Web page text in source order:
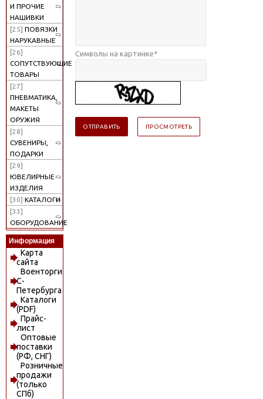
И ПРОЧИЕ
НАШИВКИ
[25] ПОВЯЗКИ
НАРУКАВНЫЕ
[26]
СОПУТСТВУЮЩИЕ
ТОВАРЫ
[27]
ПНЕВМАТИКА,
МАКЕТЫ
ОРУЖИЯ
[28]
СУВЕНИРЫ,
ПОДАРКИ
[29]
ЮВЕЛИРНЫЕ
ИЗДЕЛИЯ
[30] КАТАЛОГИ
[33]
ОБОРУДОВАНИЕ
Информация
Карта
сайта
Военторги
С-
Петербурга
Каталоги
(PDF)
Прайс-
лист
Оптовые
поставки
(РФ, СНГ)
Розничные
продажи
(только
СПб)
Символы на картинке*